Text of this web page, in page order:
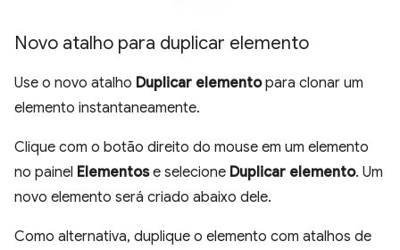
Novo atalho para duplicar elemento
Use o novo atalho Duplicar elementopara clonar um
elemento instantaneamente.
Clique com o botão direito do mouse em um elemento
no painel Elementose selecione Duplicar elemento. Um
novo elemento será criado abaixo dele.
Como alternativa, duplique o elemento com atalhos de